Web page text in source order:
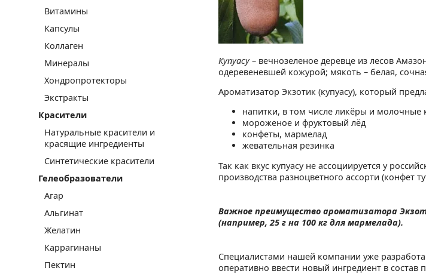
Купуасу– вечнозеленое деревце из лесов
одеревеневшей кожурой; мякоть – белая,
Ароматизатор Экзотик (купуасу), который
напитки, в том числе ликёры и молочные
мороженое и фруктовый лёд
конфеты, мармелад
жевательная резинка
Так как вкус купуасу не ассоциируется у
производства разноцветного ассорти (конфет
Важное преимущество ароматизатора
(например, 25 г на 100 кг для мармелада).
Специалистами нашей компании уже
оперативно ввести новый ингредиент в
Витамины
Капсулы
Коллаген
Минералы
Хондропротекторы
Экстракты
Красители
Натуральные красители и
красящие ингредиенты
Синтетические красители
Гелеобразователи
Агар
Альгинат
Желатин
Каррагинаны
Пектин